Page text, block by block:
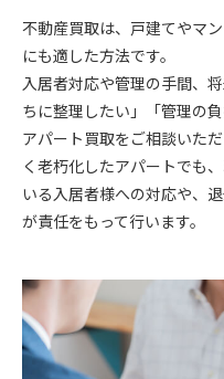
不動産買取は、戸建てやマ
にも適した方法です。
入居者対応や管理の手間、
ちに整理したい」「管理の
アパート買取をご相談いた
く老朽化したアパートでも
いる入居者様への対応や、
が責任をもって行います。